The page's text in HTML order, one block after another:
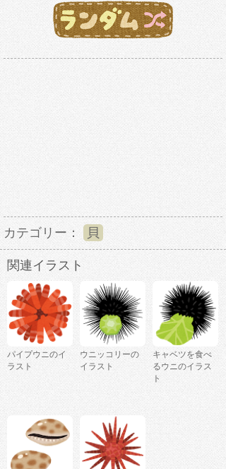
カテゴリー： 貝
関連イラスト
パイプウニのイ
ラスト
ウニッコリーの
イラスト
キャベツを食べ
るウニのイラス
ト